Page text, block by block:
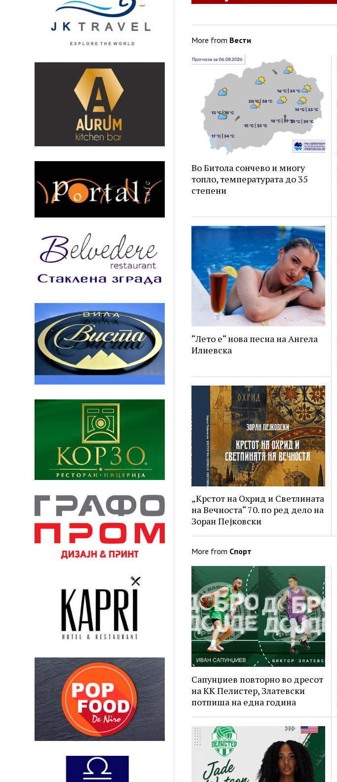
More from Вести
Во Битола сончево и многу
топло, температурата до 35
степени
“Лето е“ нова песна на Ангела
Илиевска
„Крстот на Охрид и Светлината
на Вечноста“ 70. по ред дело на
Зоран Пејковски
More from Спорт
Сапунџиев повторно во дресот
на КК Пелистер, Златевски
потпиша на една година